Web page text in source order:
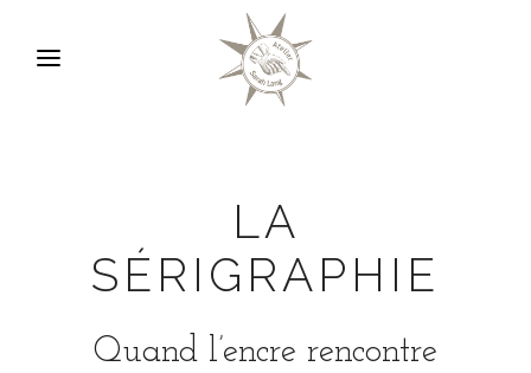
LA
SÉRIGRAPHIE
Quand l’encre rencontre